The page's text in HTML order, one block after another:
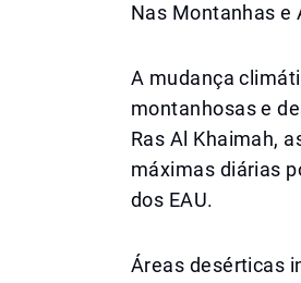
Nas Montanhas e
A mudança
montanhosas e
Ras Al Khaimah,
máximas diárias
dos EAU.
Áreas desérticas